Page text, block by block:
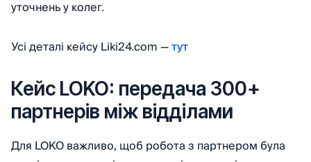
уточнень у колег.
Усі деталі кейсу Liki24.com —тут
Кейс LOKO: передача 300+
партнерів між відділами
Для LOKO важливо, щоб робота з партнером була